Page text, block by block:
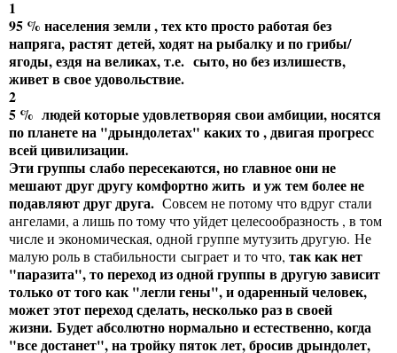
1
95 % населения земли , тех кто просто работая без
напряга, растят детей, ходят на рыбалку и по грибы/
ягоды, ездя на великах, т.е. сыто, но без излишеств,
живет в свое удовольствие.
2
5 % людей которые удовлетворяя свои амбиции, носятся
по планете на "дрындолетах" каких то , двигая прогресс
всей цивилизации.
Эти группы слабо пересекаются, но главное они не
мешают друг другу комфортно жить и уж тем более не
подавляют друг друга. Совсем не потому что вдруг стали
ангелами, а лишь по тому что уйдет целесообразность , в том
числе и экономическая, одной группе мутузить другую. Не
малую роль в стабильности сыграет и то что, так как нет
"паразита", то переход из одной группы в другую зависит
только от того как "легли гены", и одаренный человек,
может этот переход сделать, несколько раз в своей
жизни. Будет абсолютно нормально и естественно, когда
"все достанет", на тройку пяток лет, бросив дрындолет,